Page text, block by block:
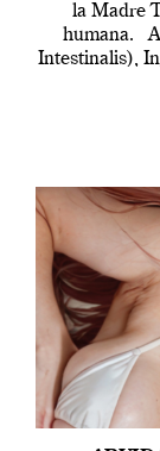
la Madre
humana. A
Intestinalis),